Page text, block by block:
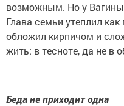
возможным. Но у
Глава семьи утеплил
обложил кирпичом и
жить: в тесноте, да не в
Беда не приходит одна